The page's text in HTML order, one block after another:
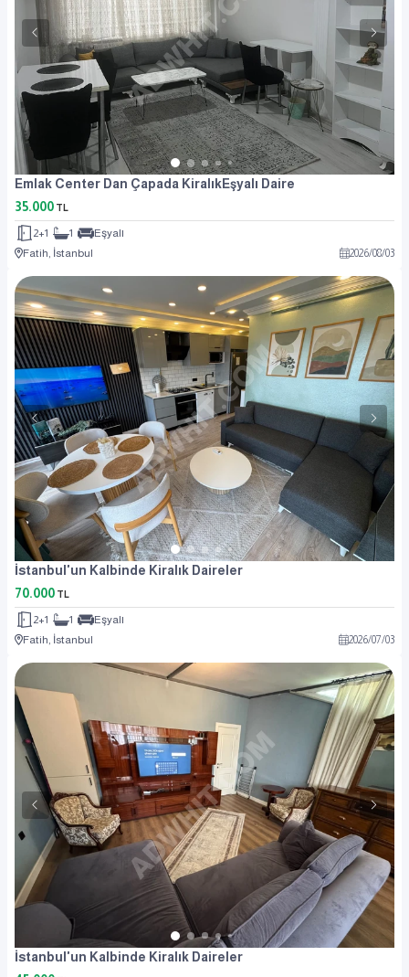
Emlak Center Dan Çapada KiralıkEşyalı Daire
35.000 TL
2+1 1
Eşyalı
Fatih, İstanbul
2026/08/03
İstanbul'un Kalbinde Kiralık Daireler
70.000 TL
2+1 1
Eşyalı
Fatih, İstanbul
2026/07/03
İstanbul'un Kalbinde Kiralık Daireler